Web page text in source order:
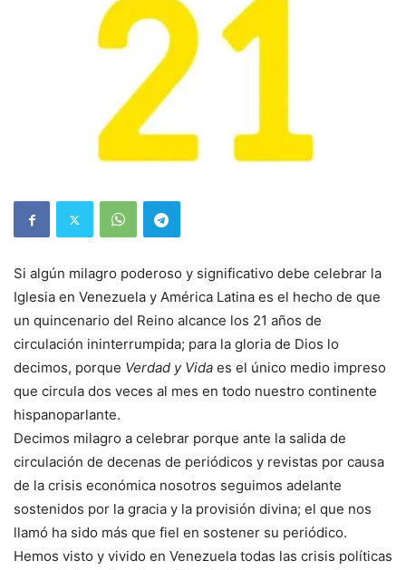
Si algún milagro poderoso y significativo debe celebrar la
Iglesia en Venezuela y América Latina es el hecho de que
un quincenario del Reino alcance los 21 años de
circulación ininterrumpida; para la gloria de Dios lo
decimos, porque Verdad y Vida es el único medio impreso
que circula dos veces al mes en todo nuestro continente
hispanoparlante.
Decimos milagro a celebrar porque ante la salida de
circulación de decenas de periódicos y revistas por causa
de la crisis económica nosotros seguimos adelante
sostenidos por la gracia y la provisión divina; el que nos
llamó ha sido más que fiel en sostener su periódico.
Hemos visto y vivido en Venezuela todas las crisis políticas